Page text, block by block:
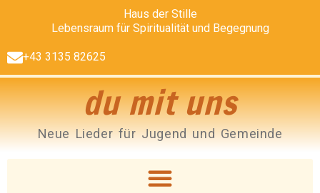
Haus der Stille
Lebensraum für Spiritualität und Begegnung
+43 3135 82625
du mit uns
Neue Lieder für Jugend und Gemeinde